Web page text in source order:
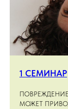
1 СЕМИНАР
МОЖЕТ